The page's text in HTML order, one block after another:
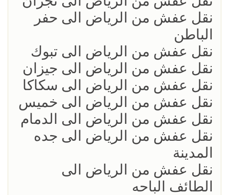
نقل عفش من الرياض الى حفر
الباطن
نقل عفش من الرياض الى تبوك
نقل عفش من الرياض الى جيزان
نقل عفش من الرياض الى سكاكا
نقل عفش من الرياض الى خميس
نقل عفش من الرياض الى الدمام
نقل عفش من الرياض الى جده
المدينة
نقل عفش من الرياض الى
الطائف الباحه